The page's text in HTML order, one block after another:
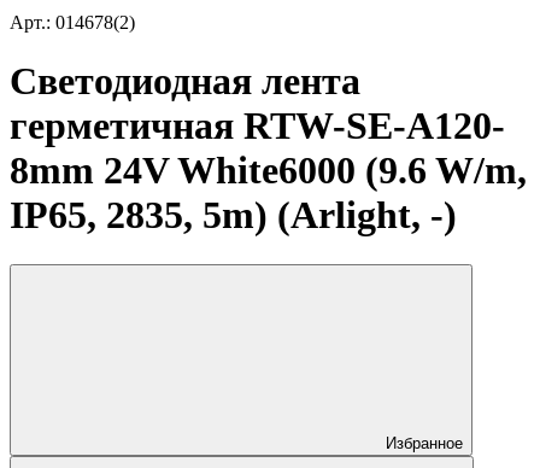
Арт.: 014678(2)
Светодиодная лента
герметичная RTW-SE-A120-
8mm 24V White6000 (9.6 W/m,
IP65, 2835, 5m) (Arlight, -)
Избранное